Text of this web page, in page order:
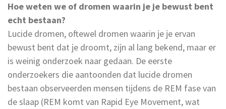
Hoe weten we of dromen waarin je je bewust bent
echt bestaan?
Lucide dromen, oftewel dromen waarin je je ervan
bewust bent dat je droomt, zijn al lang bekend, maar er
is weinig onderzoek naar gedaan. De eerste
onderzoekers die aantoonden dat lucide dromen
bestaan observeerden mensen tijdens de REM fase van
de slaap (REM komt van Rapid Eye Movement, wat